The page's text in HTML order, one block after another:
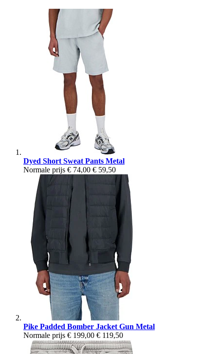
Dyed Short Sweat Pants Metal
Normale prijs € 74,00 € 59,50
Pike Padded Bomber Jacket Gun Metal
Normale prijs € 199,00 € 119,50